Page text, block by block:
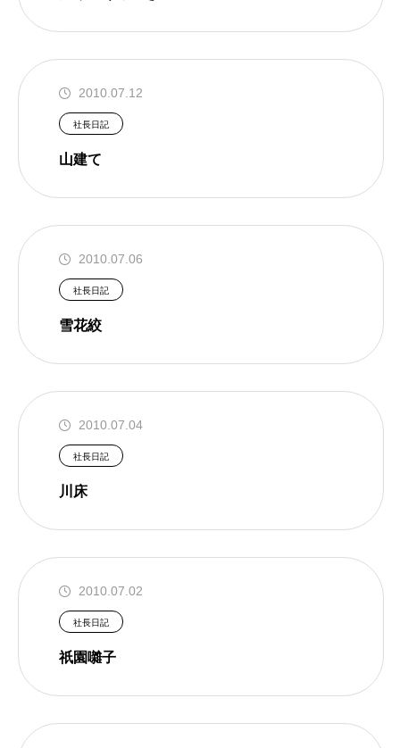
2010.07.12
社長日記
山建て
2010.07.06
社長日記
雪花絞
2010.07.04
社長日記
川床
2010.07.02
社長日記
祇園囃子